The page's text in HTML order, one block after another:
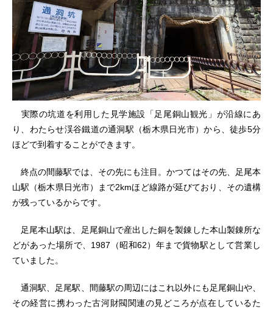
実際の坑道を利用した見学施設「足尾銅山観光」が沿線にあ
り、わたらせ渓谷鐵道の通洞駅（栃木県日光市）から、徒歩5分
ほどで到着することができます。
終点の間藤駅では、その先にも注目。かつてはその先、足尾本
山駅（栃木県日光市）まで2kmほど線路が延びており、その遺構
が残っているからです。
足尾本山駅は、足尾銅山で産出した銅を製錬した本山製錬所な
どがあった場所で、1987（昭和62）年まで貨物駅として営業し
ていました。
通洞駅、足尾駅、間藤駅の周辺にはこれ以外にも足尾銅山や、
その経営に携わった古河財閥関連の見どころが点在しているた